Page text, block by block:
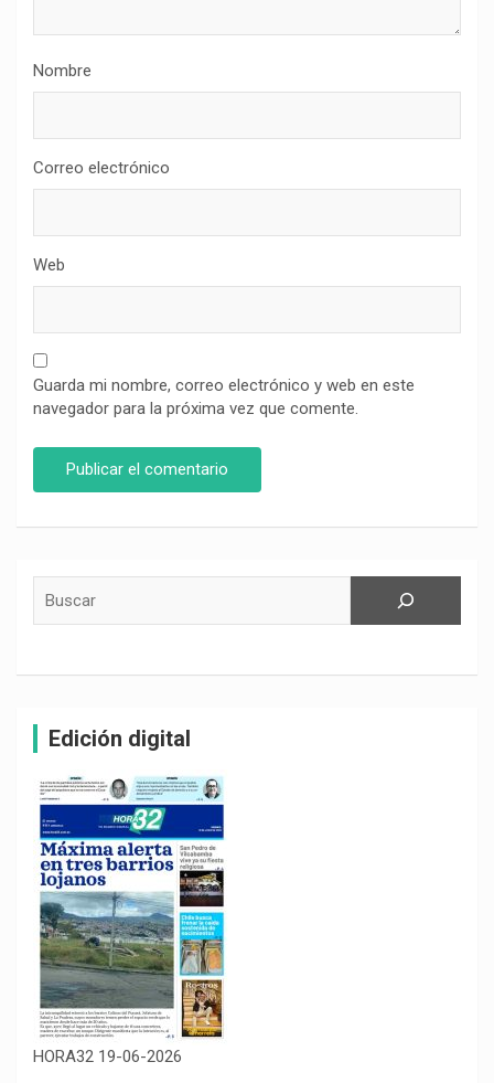
Nombre
Correo electrónico
Web
Guarda mi nombre, correo electrónico y web en este
navegador para la próxima vez que comente.
Edición digital
HORA32 19-06-2026